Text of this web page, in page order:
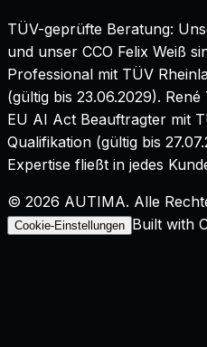
TÜV-geprüfte Beratung:
und unser CCO Felix Weiß
Professional mit TÜV
(gültig bis 23.06.2029).
EU AI Act Beauftragter mit
Qualifikation (gültig bis
Expertise fließt in jedes
© 2026 AUTIMA. Alle
Cookie-Einstellungen Built with